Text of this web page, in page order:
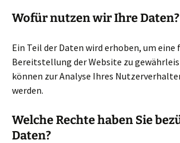
Wofür nutzen wir Ihre Daten?
Ein Teil der Daten wird erhoben, um
Bereitstellung der Website zu
können zur Analyse Ihres
werden.
Welche Rechte haben Sie
Daten?